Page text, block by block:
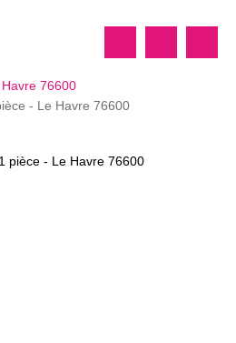
Havre 76600
- Le Havre 76600